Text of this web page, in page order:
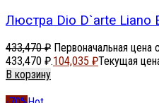
Люстра Dio D`arte Liano
433,470₽ Первоначальная цена
433,470 ₽.104,035 ₽Текущая
В корзину